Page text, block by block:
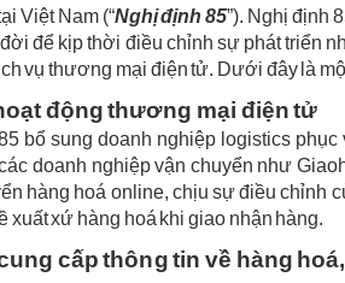
Việt Nam (“Nghị định 85”). Nghị định
để kịp thời điều chỉnh sự phát triển
vụ thương mại điện tử. Dưới đây là
động thương mại điện tử
bổ sung doanh nghiệp logistics
doanh nghiệp vận chuyển như
hàng hoá online, chịu sự điều chỉnh
xuất xứ hàng hoá khi giao nhận hàng.
cấp thông tin về hàng